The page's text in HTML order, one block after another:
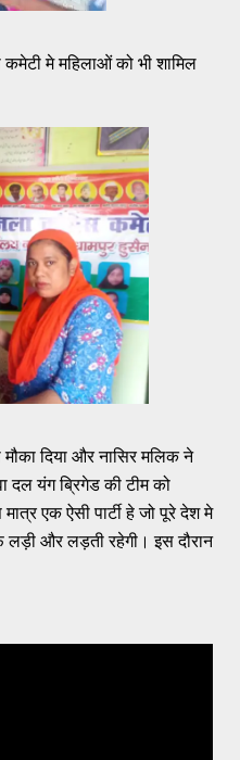
मे महिलाओं को भी शामिल
दिया और नासिर मलिक ने
दल यंग ब्रिगेड की टीम को
एक ऐसी पार्टी हे जो पूरे देश मे
लड़ी और लड़ती रहेगी। इस दौरान